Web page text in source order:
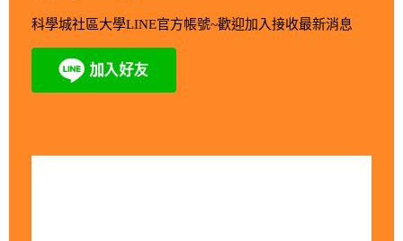
科學城社區大學LINE官方帳號~歡迎加入接收最新消息